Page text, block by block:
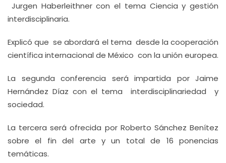
Jurgen Haberleithner con el tema Ciencia y gestión
interdisciplinaria.
Explicó que se abordará el tema desde la cooperación
científica internacional de México con la unión europea.
La segunda conferencia será impartida por Jaime
Hernández Díaz con el tema interdisciplinariedad y
sociedad.
La tercera será ofrecida por Roberto Sánchez Benítez
sobre el fin del arte y un total de 16 ponencias
temáticas.